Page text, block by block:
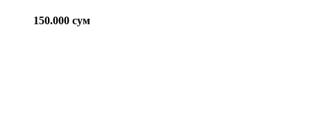
150.000 сум